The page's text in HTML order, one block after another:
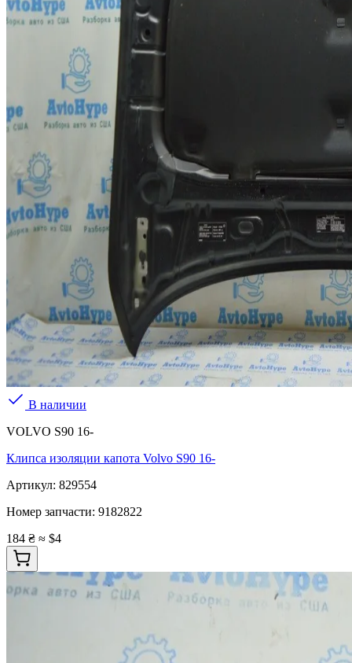
В наличии
VOLVO S90 16-
Клипса изоляции капота Volvo S90 16-
Артикул: 829554
Номер запчасти: 9182822
184 ₴ ≈ $4